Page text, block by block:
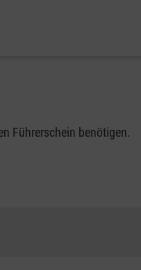
Führerschein benötigen.